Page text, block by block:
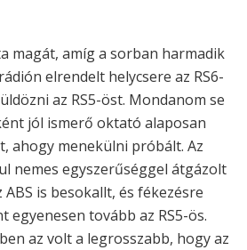
magát, amíg a sorban harmadik
elrendelt helycsere az RS6-
az RS5-öst. Mondanom se
jól ismerő oktató alaposan
ahogy menekülni próbált. Az
nemes egyszerűséggel átgázolt
is besokallt, és fékezésre
egyenesen tovább az RS5-ös.
az volt a legrosszabb, hogy az